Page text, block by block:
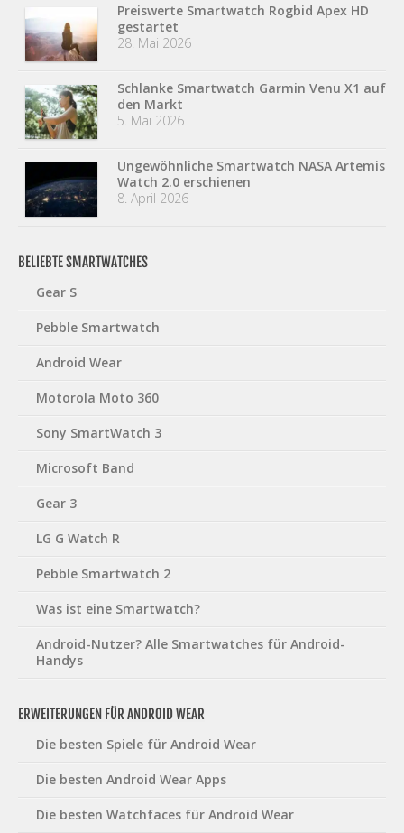
Preiswerte Smartwatch Rogbid Apex HD
gestartet
28. Mai 2026
Schlanke Smartwatch Garmin Venu X1 auf
den Markt
5. Mai 2026
Ungewöhnliche Smartwatch NASA Artemis
Watch 2.0 erschienen
8. April 2026
BELIEBTE SMARTWATCHES
Gear S
Pebble Smartwatch
Android Wear
Motorola Moto 360
Sony SmartWatch 3
Microsoft Band
Gear 3
LG G Watch R
Pebble Smartwatch 2
Was ist eine Smartwatch?
Android-Nutzer? Alle Smartwatches für Android-
Handys
ERWEITERUNGEN FÜR ANDROID WEAR
Die besten Spiele für Android Wear
Die besten Android Wear Apps
Die besten Watchfaces für Android Wear